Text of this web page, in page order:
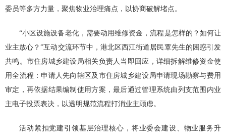
委员等多方力量，聚焦物业治理痛点，以协商破解堵点。
“小区设施设备老化，需要动用维修资金，流程是怎样的？如何让
业主放心？”互动交流环节中，港北区西江街道居民覃先生的困惑引发
共鸣。市住房城乡建设局相关负责人当即回应，详细拆解维修资金使
用全流程：申请人先向辖区及市住房城乡建设局申请现场勘察与费用
审定，再依据结果编制使用方案，最后通过管理系统由列支范围内业
主电子投票表决，以透明规范流程打消业主顾虑。
活动紧扣党建引领基层治理核心，将业委会建设、物业服务升